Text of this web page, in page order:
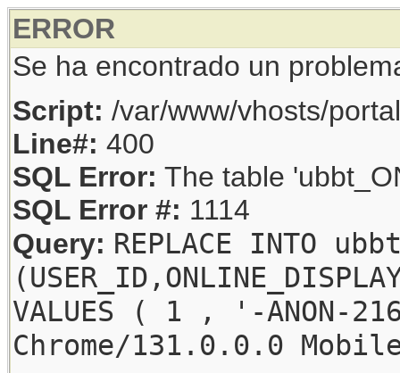
ERROR
Se ha encontrado un
Script: /var/www/vhosts/
Line#: 400
SQL Error: The table
SQL Error #: 1114
Query: REPLACE INTO
VALUES ( 1 , '-
Chrome/131.0.0.0